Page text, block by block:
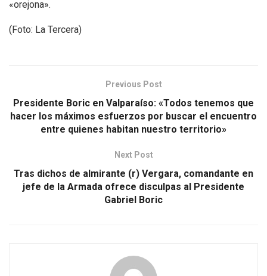
«orejona».
(Foto: La Tercera)
Previous Post
Presidente Boric en Valparaíso: «Todos tenemos que
hacer los máximos esfuerzos por buscar el encuentro
entre quienes habitan nuestro territorio»
Next Post
Tras dichos de almirante (r) Vergara, comandante en
jefe de la Armada ofrece disculpas al Presidente
Gabriel Boric